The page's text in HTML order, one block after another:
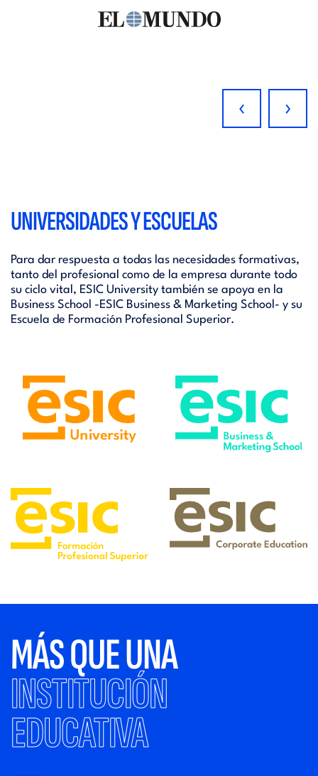
‹ ›
UNIVERSIDADES Y ESCUELAS
Para dar respuesta a todas las necesidades formativas,
tanto del profesional como de la empresa durante todo
su ciclo vital, ESIC University también se apoya en la
Business School -ESIC Business & Marketing School- y su
Escuela de Formación Profesional Superior.
MÁS QUE UNA
INSTITUCIÓN
EDUCATIVA